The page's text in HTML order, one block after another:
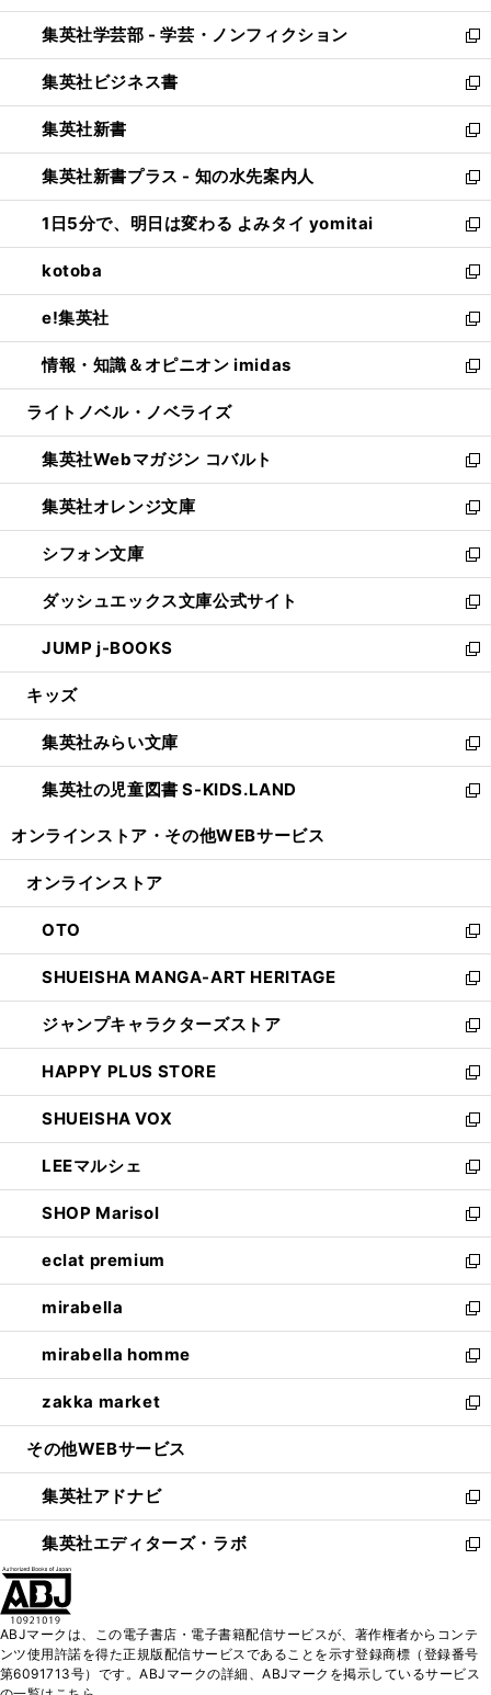
開
く
ウ
で
開
く
ン
ド
ウ
で
開
く
ウ
ィ
ン
ド
ウ
で
開
く
集英社学芸部 - 学芸・ノンフィクション
新
し
い
ウ
ィ
ン
ド
ウ
で
開
く
集英社ビジネス書
新
し
い
ウ
ィ
ン
ド
ウ
で
開
く
集英社新書
新
し
い
ウ
ィ
ン
ド
ウ
で
開
く
集英社新書プラス - 知の水先案内人
新
し
い
ウ
ィ
ン
ド
ウ
で
開
1日5分で、明日は変わる よみタイ yomitai
新
し
い
ウ
ィ
ン
ド
ウ
開
く
kotoba
新
し
い
ウ
ィ
ン
ウ
で
開
く
e!集英社
新
し
い
ウ
ン
ド
ウ
で
開
く
情報・知識＆オピニオン imidas
新
し
ウ
ィ
ン
ド
ウ
で
開
く
ライトノベル・ノベライズ
集英社Webマガジン コバルト
新
し
い
ウ
ィ
ン
ド
ウ
で
開
集英社オレンジ文庫
新
し
い
ウ
ィ
ン
ド
ウ
開
く
シフォン文庫
新
し
い
ウ
ィ
ン
ウ
で
開
く
ダッシュエックス文庫公式サイト
新
し
い
ウ
ン
ド
ウ
で
JUMP j-BOOKS
新
し
ウ
ィ
ン
ド
開
キッズ
集英社みらい文庫
新
し
い
ン
ウ
で
開
く
集英社の児童図書 S-KIDS.LAND
新
ウ
ン
ド
ウ
で
開
く
オンラインストア・ その他WEBサービス
オンラインストア
OTO
新
し
い
ウ
ィ
ン
ド
ウ
で
開
く
SHUEISHA MANGA-ART HERITAGE
新
し
い
ウ
ィ
ン
ド
ウ
で
開
く
ジャンプキャラクターズストア
新
し
い
ウ
ィ
ン
ド
ウ
で
開
く
HAPPY PLUS STORE
新
し
い
ウ
ィ
ン
ド
ウ
で
開
く
SHUEISHA VOX
新
し
い
ウ
ィ
ン
ド
ウ
で
開
く
LEEマルシェ
新
し
い
ウ
ィ
ン
ド
ウ
で
開
く
SHOP Marisol
新
し
い
ウ
ィ
ン
ド
ウ
で
開
eclat premium
新
し
い
ウ
ィ
ン
ド
ウ
開
く
mirabella
新
し
い
ウ
ィ
ン
ウ
で
開
く
mirabella homme
新
し
い
ウ
ン
ド
ウ
で
zakka market
新
し
ウ
ィ
ン
ド
く
その他WEBサービス
集英社アドナビ
新
し
い
ド
ウ
で
集英社エディターズ・ラボ
新
ィ
ン
ABJマークは、この電子書店・電子書籍配信サービスが、著作権者からコンテ
ンツ使用許諾を得た正規版配信サービスであることを示す登録商標（登録番号
第6091713号）です。ABJマークの詳細、ABJマークを掲示しているサービス